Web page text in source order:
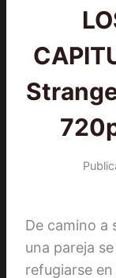
De camino a
una pareja
refugiarse